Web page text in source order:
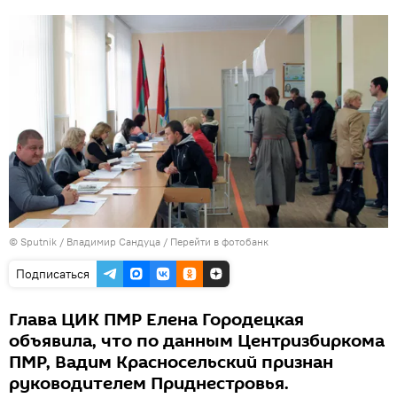
© Sputnik / Владимир Сандуца / Перейти в фотобанк
Подписаться
Глава ЦИК ПМР Елена Городецкая
объявила, что по данным Центризбиркома
ПМР, Вадим Красносельский признан
руководителем Приднестровья.